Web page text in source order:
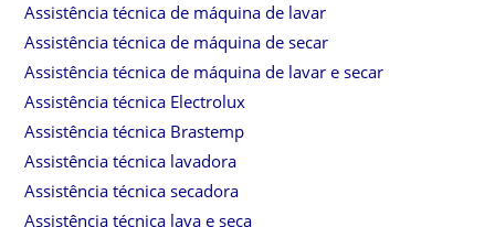
Assistência técnica de máquina de lavar
Assistência técnica de máquina de secar
Assistência técnica de máquina de lavar e secar
Assistência técnica Electrolux
Assistência técnica Brastemp
Assistência técnica lavadora
Assistência técnica secadora
Assistência técnica lava e seca